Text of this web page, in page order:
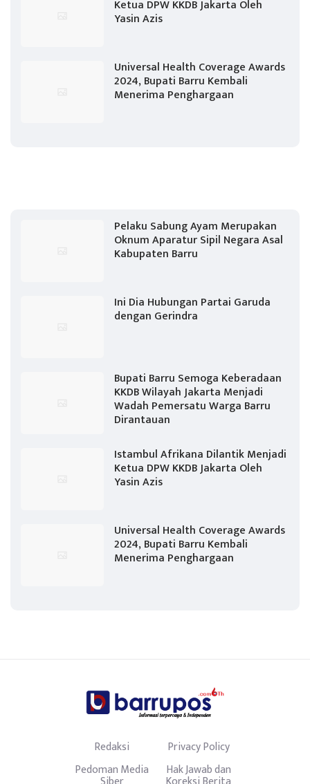
Ketua DPW KKDB Jakarta Oleh
Yasin Azis
Universal Health Coverage Awards
2024, Bupati Barru Kembali
Menerima Penghargaan
Pelaku Sabung Ayam Merupakan
Oknum Aparatur Sipil Negara Asal
Kabupaten Barru
Ini Dia Hubungan Partai Garuda
dengan Gerindra
Bupati Barru Semoga Keberadaan
KKDB Wilayah Jakarta Menjadi
Wadah Pemersatu Warga Barru
Dirantauan
Istambul Afrikana Dilantik Menjadi
Ketua DPW KKDB Jakarta Oleh
Yasin Azis
Universal Health Coverage Awards
2024, Bupati Barru Kembali
Menerima Penghargaan
Redaksi
Privacy Policy
Pedoman Media
Hak Jawab dan